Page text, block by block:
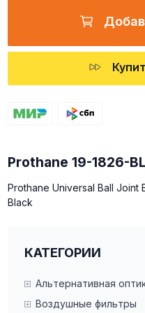
КАТЕГОРИИ
Альтернативная
Воздушные фильтры
Prothane 19-1826-BL
Prothane Universal Ball Joint
Black